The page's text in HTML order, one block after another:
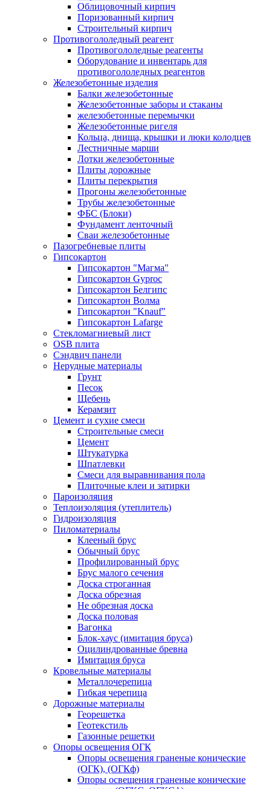
Облицовочный кирпич
Поризованный кирпич
Строительный кирпич
Противогололедный реагент
Противогололедные реагенты
Оборудование и инвентарь для
противогололедных реагентов
Железобетонные изделия
Балки железобетонные
Железобетонные заборы и стаканы
железобетонные перемычки
Железобетонные ригеля
Кольца, днища, крышки и люки колодцев
Лестничные марши
Лотки железобетонные
Плиты дорожные
Плиты перекрытия
Прогоны железобетонные
Трубы железобетонные
ФБС (Блоки)
Фундамент ленточный
Сваи железобетонные
Пазогребневые плиты
Гипсокартон
Гипсокартон "Магма"
Гипсокартон Gyproc
Гипсокартон Белгипс
Гипсокартон Волма
Гипсокартон "Knauf"
Гипсокартон Lafarge
Стекломагниевый лист
OSB плита
Сэндвич панели
Нерудные материалы
Грунт
Песок
Щебень
Керамзит
Цемент и сухие смеси
Строительные смеси
Цемент
Штукатурка
Шпатлевки
Смеси для выравнивания пола
Плиточные клеи и затирки
Пароизоляция
Теплоизоляция (утеплитель)
Гидроизоляция
Пиломатериалы
Клееный брус
Обычный брус
Профилированный брус
Брус малого сечения
Доска строганная
Доска обрезная
Не обрезная доска
Доска половая
Вагонка
Блок-хаус (имитация бруса)
Оцилиндрованные бревна
Имитация бруса
Кровельные материалы
Металлочерепица
Гибкая черепица
Дорожные материалы
Георешетка
Геотекстиль
Газонные решетки
Опоры освещения ОГК
Опоры освещения граненые конические
(ОГК), (ОГКф)
Опоры освещения граненые конические